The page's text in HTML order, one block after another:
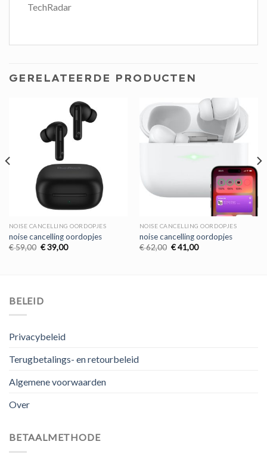
TechRadar
GERELATEERDE PRODUCTEN
NOISE CANCELLING OORDOPJES
noise cancelling oordopjes
€59,00 Oorspronkelijke
€39,00Huidige
NOISE CANCELLING OORDOPJES
noise cancelling oordopjes
€62,00 Oorspronkelijke
€41,00Huidige
BELEID
Privacybeleid
Terugbetalings- en retourbeleid
Algemene voorwaarden
Over
BETAALMETHODE